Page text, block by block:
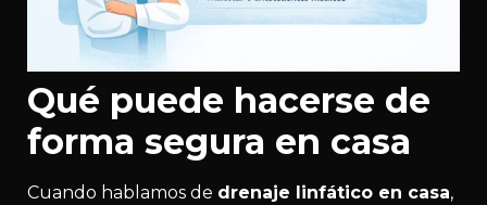
Qué puede hacerse de
forma segura en casa
Cuando hablamos de drenaje linfático en casa,